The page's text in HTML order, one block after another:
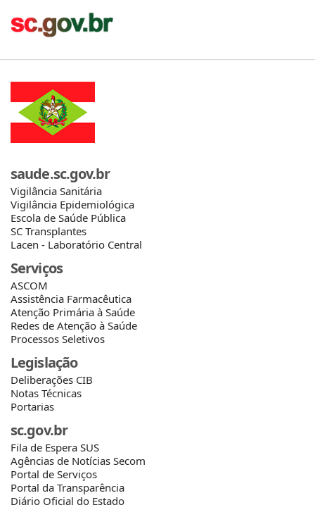
saude.sc.gov.br
Vigilância Sanitária
Vigilância Epidemiológica
Escola de Saúde Pública
SC Transplantes
Lacen - Laboratório Central
Serviços
ASCOM
Assistência Farmacêutica
Atenção Primária à Saúde
Redes de Atenção à Saúde
Processos Seletivos
Legislação
Deliberações CIB
Notas Técnicas
Portarias
sc.gov.br
Fila de Espera SUS
Agências de Notícias Secom
Portal de Serviços
Portal da Transparência
Diário Oficial do Estado